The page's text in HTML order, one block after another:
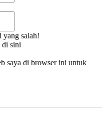
yang salah!
di sini
saya di browser ini untuk